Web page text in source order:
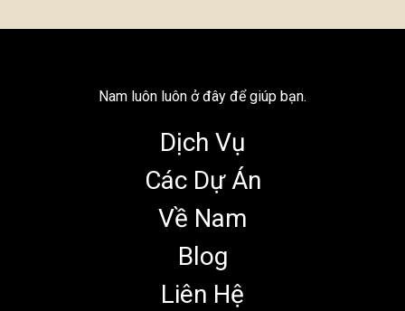
Nam luôn luôn ở đây để giúp bạn.
Dịch Vụ
Các Dự Án
Về Nam
Blog
Liên Hệ